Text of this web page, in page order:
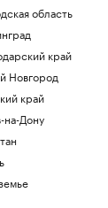
область
край
Новгород
край
на-Дону